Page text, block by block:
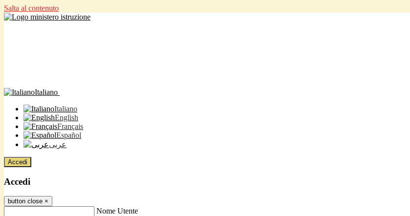
Salta al contenuto
Italiano
Italiano
English
Français
Español
عربى
Accedi
Accedi
button close ×
Nome Utente